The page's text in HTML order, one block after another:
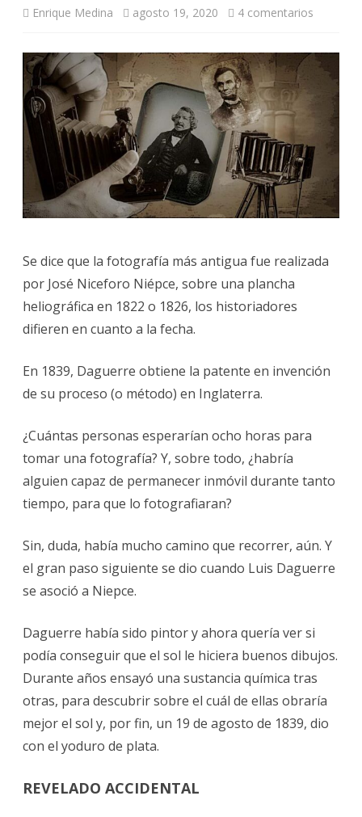
Enrique Medina agosto 19, 2020 4 comentarios
AYUDÓ
LA
Se dice que la fotografía más antigua fue realizada
por José Niceforo Niépce, sobre una plancha
heliográfica en 1822 o 1826, los historiadores
difieren en cuanto a la fecha.
En 1839, Daguerre obtiene la patente en invención
de su proceso (o método) en Inglaterra.
¿Cuántas personas esperarían ocho horas para
tomar una fotografía? Y, sobre todo, ¿habría
alguien capaz de permanecer inmóvil durante tanto
tiempo, para que lo fotografiaran?
Sin, duda, había mucho camino que recorrer, aún. Y
el gran paso siguiente se dio cuando Luis Daguerre
se asoció a Niepce.
Daguerre había sido pintor y ahora quería ver si
podía conseguir que el sol le hiciera buenos dibujos.
Durante años ensayó una sustancia química tras
otras, para descubrir sobre el cuál de ellas obraría
mejor el sol y, por fin, un 19 de agosto de 1839, dio
con el yoduro de plata.
REVELADO ACCIDENTAL